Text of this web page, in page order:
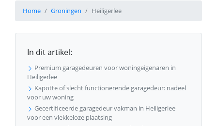
Home Groningen Heiligerlee
In dit artikel:
Premium garagedeuren voor woningeigenaren in
Heiligerlee
Kapotte of slecht functionerende garagedeur: nadeel
voor uw woning
Gecertificeerde garagedeur vakman in Heiligerlee
voor een vlekkeloze plaatsing